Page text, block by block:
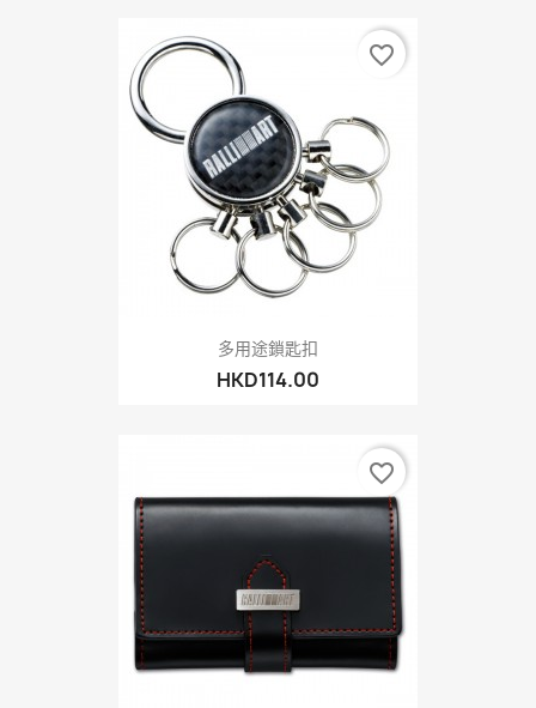
多用途鎖匙扣
HKD114.00
favorite_border
favorite_border